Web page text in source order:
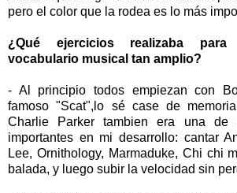
pero el color que la rodea es lo más
¿Qué ejercicios realizaba para
vocabulario musical tan amplio?
- Al principio todos empiezan con
famoso "Scat",lo sé case de
Charlie Parker tambien era una de
importantes en mi desarrollo: cantar
Lee, Ornithology, Marmaduke, Chi chi
balada, y luego subir la velocidad sin